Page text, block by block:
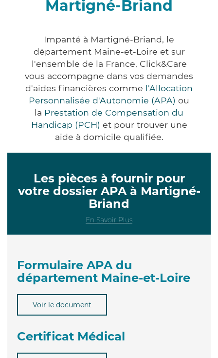
Martigné-Briand
Impanté à Martigné-Briand, le
département Maine-et-Loire et sur
l'ensemble de la France, Click&Care
vous accompagne dans vos demandes
d'aides financières comme l'Allocation
Personnalisée d'Autonomie (APA) ou
la Prestation de Compensation du
Handicap (PCH) et pour trouver une
aide à domicile qualifiée.
Les pièces à fournir pour
votre dossier APA à Martigné-
Briand
En Savoir Plus
Formulaire APA du
département Maine-et-Loire
Voir le document
Certificat Médical